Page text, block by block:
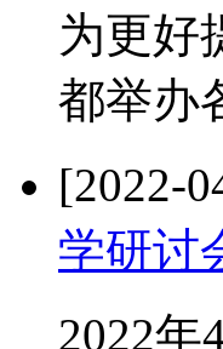
为更好
都举办
[2022-
学研讨
2022年